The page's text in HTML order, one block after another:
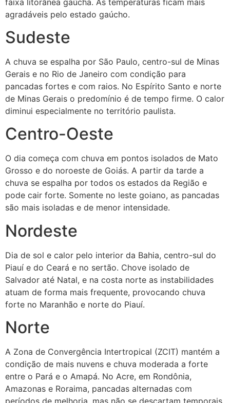
agradáveis pelo estado gaúcho.
Sudeste
A chuva se espalha por São Paulo, centro-sul de Minas
Gerais e no Rio de Janeiro com condição para
pancadas fortes e com raios. No Espírito Santo e norte
de Minas Gerais o predomínio é de tempo firme. O calor
diminui especialmente no território paulista.
Centro-Oeste
O dia começa com chuva em pontos isolados de Mato
Grosso e do noroeste de Goiás. A partir da tarde a
chuva se espalha por todos os estados da Região e
pode cair forte. Somente no leste goiano, as pancadas
são mais isoladas e de menor intensidade.
Nordeste
Dia de sol e calor pelo interior da Bahia, centro-sul do
Piauí e do Ceará e no sertão. Chove isolado de
Salvador até Natal, e na costa norte as instabilidades
atuam de forma mais frequente, provocando chuva
forte no Maranhão e norte do Piauí.
Norte
A Zona de Convergência Intertropical (ZCIT) mantém a
condição de mais nuvens e chuva moderada a forte
entre o Pará e o Amapá. No Acre, em Rondônia,
Amazonas e Roraima, pancadas alternadas com